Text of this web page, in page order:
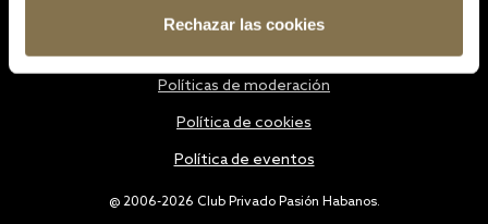
Rechazar las cookies
@ 2006-2026 Club Privado Pasión Habanos.
Políticas de moderación
Política de cookies
Política de eventos